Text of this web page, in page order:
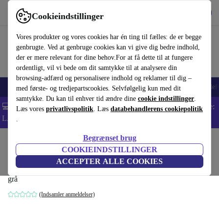
Cookieindstillinger
Vores produkter og vores cookies har én ting til fælles: de er begge
genbrugte. Ved at genbruge cookies kan vi give dig bedre indhold,
der er mere relevant for dine behov.For at få dette til at fungere
ordentligt, vil vi bede om dit samtykke til at analysere din
browsing-adfærd og personalisere indhold og reklamer til dig –
med første- og tredjepartscookies. Selvfølgelig kun med dit
samtykke. Du kan til enhver tid ændre dine cookie indstillinger.
Læs vores privatlivspolitik. Læs databehandlerens cookiepolitik
.
Begrænset brug
COOKIEINDSTILLINGER
ACCEPTER ALLE COOKIES
Brug refurbed hurtigt og nemt
Smartphones Bærbare Tablets Smartwatches Tilbehør
💻 Ekstra 5% rabat på alle MacBooks og bærbare computere - Kode:
LAPTOP5 -
Barnevogne & Klapvogne
Lionelo Annet barnevogn
grå
(Indsamler anmeldelser)